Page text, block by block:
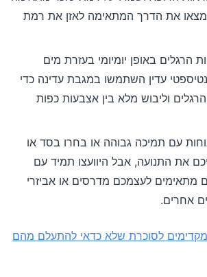
מצאו את הדרך המתאימה לאזן את רמת
הרגלים באופן יומיומי בעזרת מים
עדין השתמשו במגבת עדינה כדי
וליבוש מלא בין אצבעות כפות
נוחות עם תמיכה גבוהה או בחרו בסד או
את התנועה, אבל היוועצו תמיד עם
מתאימים לעצמכם מדרסים או אביזרי
אחרים.